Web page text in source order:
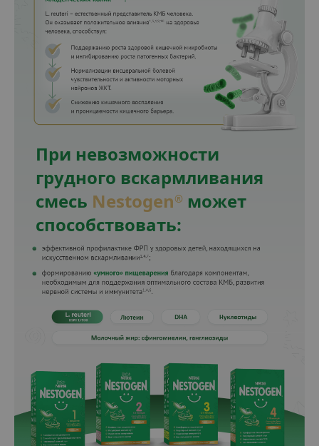
При невозможности
грудного вскармливания
смесь Nestogen® может
способствовать: